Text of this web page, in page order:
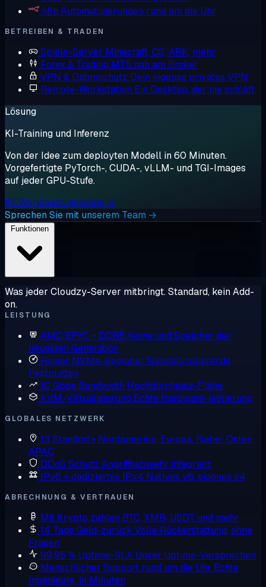
n8n Automatisierungen rund um die Uhr
BETREIBEN & TRADEN
Spiele-Server Minecraft, CS, ARK, mehr
Forex & Trading MT5 nah am Broker
VPN & Datenschutz Dein eigenes privates VPN
Remote-Workstation Ein Desktop, der nie schläft
Lösung
KI-Training und Inferenz
Von der Idee zum deployten Modell in 60 Minuten.
Vorgefertigte PyTorch-, CUDA-, vLLM- und TGI-Images
auf jeder GPU-Stufe.
KI-Workloads ansehen →
Sprechen Sie mit unserem Team →
Was jeder Cloudzy-Server mitbringt. Standard, kein Add-
on.
LEISTUNG
AMD EPYC + DDR5 Kerne und Speicher der
neuesten Generation
Reiner NVMe-Speicher Niemals rotierende
Festplatten
10 Gbps Bandwidth Hochdurchsatz-Pläne
KVM-Virtualisierung Echte Hardware-Isolierung
GLOBALES NETZWERK
13 Standorte Nordamerika, Europa, Naher Osten,
APAC
DDoS Schutz Angriffsabwehr integriert
IPv6 + dediziertes IPv4 Natives v6, eigenes v4
ABRECHNUNG & VERTRAUEN
Mit Krypto zahlen BTC, XMR, USDT und mehr
14 Tage Geld-zurück Volle Rückerstattung, ohne
Fragen
99,95 % Uptime-SLA Unser Uptime-Versprechen
Menschlicher Support rund um die Uhr Echte
Ingenieure, in Minuten